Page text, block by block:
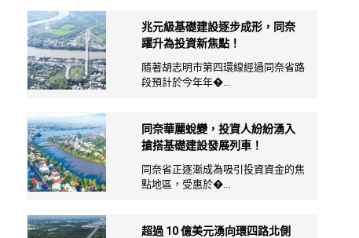
兆元級基礎建設逐步成形，同奈
躍升為投資新焦點！
隨著胡志明市第四環線經過同奈省路
段預計於今年年�...
同奈華麗蛻變，投資人紛紛湧入
搶搭基礎建設發展列車！
同奈省正逐漸成為吸引投資資金的焦
點地區，受惠於�...
超過 10 億美元湧向環四路北側